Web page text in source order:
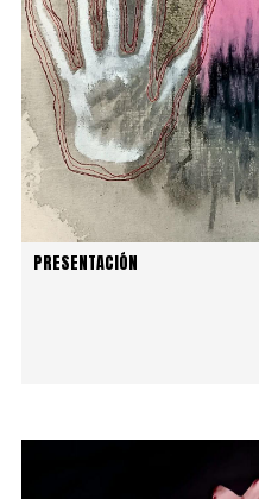
PRESENTACIÓN